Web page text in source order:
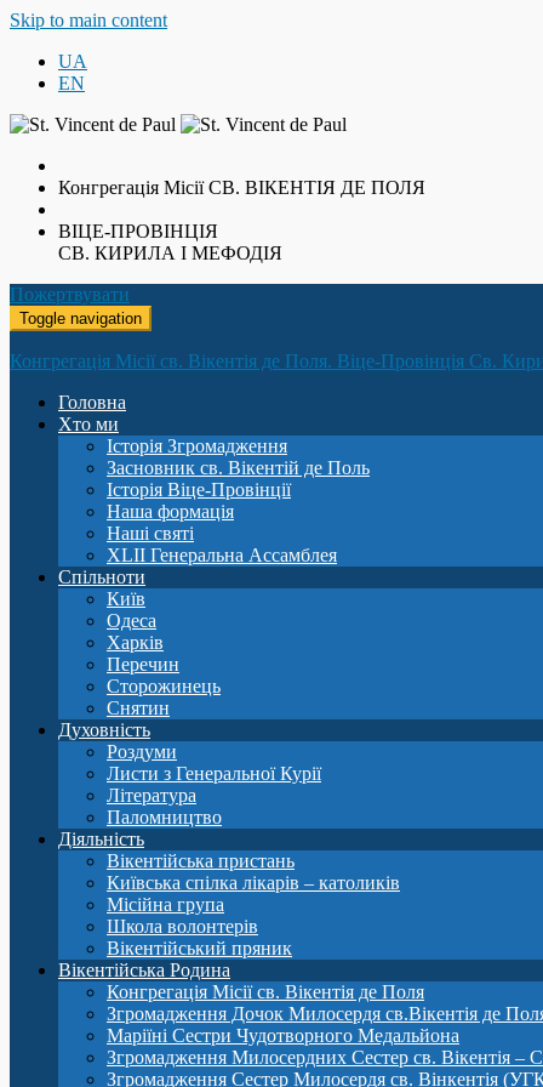
Skip to main content
UA
EN
Конгрегація МісіїСВ. ВІКЕНТІЯ ДЕ ПОЛЯ
ВІЦЕ-ПРОВІНЦІЯ
СВ. КИРИЛА І МЕФОДІЯ
Пожертвувати
Toggle navigation
Конгрегація Місії св. Вікентія де Поля. Віце-Провінція Св.
Головна
Хто ми
Історія Згромадження
Засновник св. Вікентій де Поль
Історія Віце-Провінції
Наша формація
Наші святі
XLII Генеральна Ассамблея
Спільноти
Київ
Одеса
Харків
Перечин
Сторожинець
Снятин
Духовність
Роздуми
Листи з Генеральної Курії
Література
Паломництво
Діяльність
Вікентійська пристань
Київська спілка лікарів – католиків
Місійна група
Школа волонтерів
Вікентійський пряник
Вікентійська Родина
Конгрегація Місії св. Вікентія де Поля
Згромадження Дочок Милосердя св.Вікентія де
Маріїні Сестри Чудотворного Медальйона
Згромадження Милосердних Сестер св. Вікентія –
Згромадження Сестер Милосердя св. Вінкентія